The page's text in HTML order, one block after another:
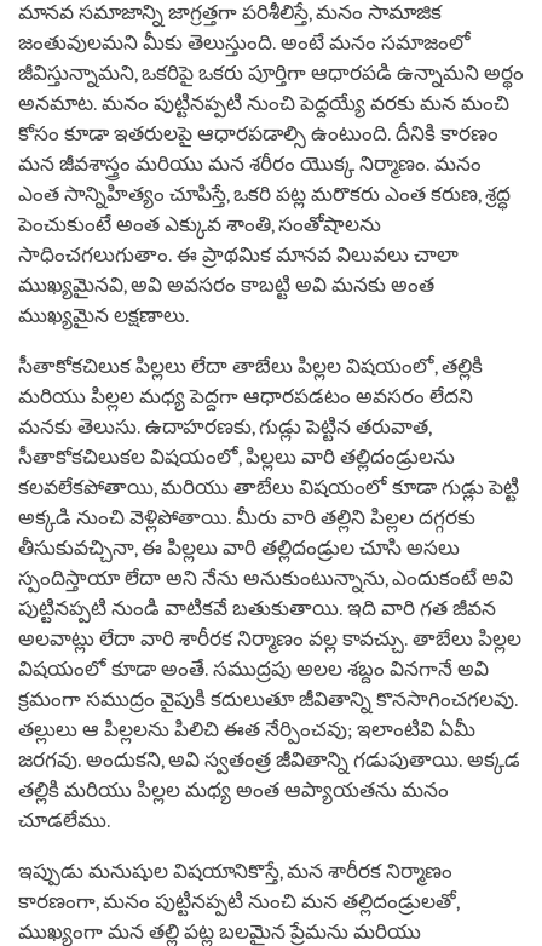
మానవ సమాజాన్ని జాగ్రత్తగా పరిశీలిస్తే, మనం సామాజిక
జంతువులమని మీకు తెలుస్తుంది. అంటే మనం సమాజంలో
జీవిస్తున్నామని, ఒకరిపై ఒకరు పూర్తిగా ఆధారపడి ఉన్నామని అర్థం
అనమాట. మనం పుట్టినప్పటి నుంచి పెద్దయ్యే వరకు మన మంచి
కోసం కూడా ఇతరులపై ఆధారపడాల్సి ఉంటుంది. దీనికి కారణం
మన జీవశాస్త్రం మరియు మన శరీరం యొక్క నిర్మాణం. మనం
ఎంత సాన్నిహిత్యం చూపిస్తే, ఒకరి పట్ల మరొకరు ఎంత కరుణ, శ్రద్ధ
పెంచుకుంటే అంత ఎక్కువ శాంతి, సంతోషాలను
సాధించగలుగుతాం. ఈ ప్రాథమిక మానవ విలువలు చాలా
ముఖ్యమైనవి, అవి అవసరం కాబట్టి అవి మనకు అంత
ముఖ్యమైన లక్షణాలు.
సీతాకోకచిలుక పిల్లలు లేదా తాబేలు పిల్లల విషయంలో, తల్లికి
మరియు పిల్లల మధ్య పెద్దగా ఆధారపడటం అవసరం లేదని
మనకు తెలుసు. ఉదాహరణకు, గుడ్లు పెట్టిన తరువాత,
సీతాకోకచిలుకల విషయంలో, పిల్లలు వారి తల్లిదండ్రులను
కలవలేకపోతాయి, మరియు తాబేలు విషయంలో కూడా గుడ్లు పెట్టి
అక్కడి నుంచి వెళ్లిపోతాయి. మీరు వారి తల్లిని పిల్లల దగ్గరకు
తీసుకువచ్చినా, ఈ పిల్లలు వారి తల్లిదండ్రుల చూసి అసలు
స్పందిస్తాయా లేదా అని నేను అనుకుంటున్నాను, ఎందుకంటే అవి
పుట్టినప్పటి నుండి వాటికవే బతుకుతాయి. ఇది వారి గత జీవన
అలవాట్లు లేదా వారి శారీరక నిర్మాణం వల్ల కావచ్చు. తాబేలు పిల్లల
విషయంలో కూడా అంతే. సముద్రపు అలల శబ్దం వినగానే అవి
క్రమంగా సముద్రం వైపుకి కదులుతూ జీవితాన్ని కొనసాగించగలవు.
తల్లులు ఆ పిల్లలను పిలిచి ఈత నేర్పించవు; ఇలాంటివి ఏమీ
జరగవు. అందుకని, అవి స్వతంత్ర జీవితాన్ని గడుపుతాయి. అక్కడ
తల్లికి మరియు పిల్లల మధ్య అంత ఆప్యాయతను మనం
చూడలేము.
ఇప్పుడు మనుషుల విషయానికొస్తే, మన శారీరక నిర్మాణం
కారణంగా, మనం పుట్టినప్పటి నుంచి మన తల్లిదండ్రులతో,
ముఖ్యంగా మన తల్లి పట్ల బలమైన ప్రేమను మరియు